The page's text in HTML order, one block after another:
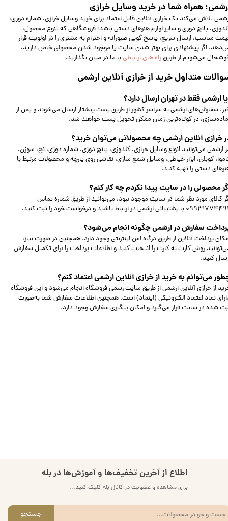
رشمی؛ همراه شما در خرید وسایل خرازی
تلاش می‌کند یک خرازی آنلاین قابل اعتماد برای خرید وسایل خرازی، شماره دوزی،
پانچ دوزی و سایر لوازم هنرهای دستی باشد؛ فروشگاهی که تنوع محصول،
مناسب، ارسال سریع، پاسخ‌ گویی صبورانه و احترام به مشتری را در اولویت قرار
اگر پیشنهادی برای بهتر شدن سایت یا موجود شدن محصولی خاص دارید،
می‌شویم از طریقراه های ارتباطیبا ما در میان بگذارید.
متداول خرید از خرازی آنلاین ارشمی
ارشمی فقط در تهران ارسال دارد؟
سفارش‌های ارشمی به سراسر کشور از طریق پست پیشتاز ارسال می‌شوند و پس از
در کوتاه‌ترین زمان ممکن تحویل پست خواهند شد.
خرازی آنلاین ارشمی چه محصولاتی می‌توان خرید؟
ارشمی می‌توانید انواع وسایل خرازی، گلدوزی، پانچ دوزی، شماره دوزی، نخ، سوزن،
کوبلن، ابزار خیاطی، وسایل شمع سازی، نقاشی روی پارچه و محصولات مرتبط با
دستی را تهیه کنید.
محصولی را در سایت پیدا نکردم چه کار کنم؟
کالای مورد نظر شما در سایت موجود نبود، می‌توانید از طریق شماره تماس
با پشتیبانی ارشمی در ارتباط باشید و درخواست خود را ثبت کنید.
سفارش در ارشمی چگونه انجام می‌شود؟
پرداخت آنلاین از طریق درگاه امن اینترنتی وجود دارد. همچنین در صورت نیاز،
روش کارت به کارت را انتخاب کنید و اطلاعات پرداخت را برای تکمیل سفارش
کنید.
می‌توانم به خرید از خرازی آنلاین ارشمی اعتماد کنم؟
از خرازی آنلاین ارشمی از طریق سایت رسمی فروشگاه انجام می‌شود و این فروشگاه
نماد اعتماد الکترونیکی (اینماد) است. همچنین اطلاعات سفارش شما به‌صورت
شده در سایت قرار می‌گیرد و امکان پیگیری سفارش وجود دارد.
اطلاع از آخرین تخفیف‌ها و آموزش‌ها در بله
برای مشاهده و عضویت در کانال بله کلیک کنید...
جستجو